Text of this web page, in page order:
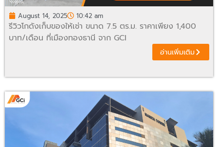
August 14, 2025 10:42 am
รีวิวโกดังเก็บของให้เช่า ขนาด 7.5 ตร.ม. ราคาเพียง 1,400
บาท/เดือน ที่เมืองทองธานี จาก GCI
อ่านเพิ่มเติม